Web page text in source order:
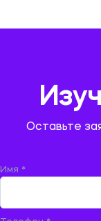
Оставьте
Имя *